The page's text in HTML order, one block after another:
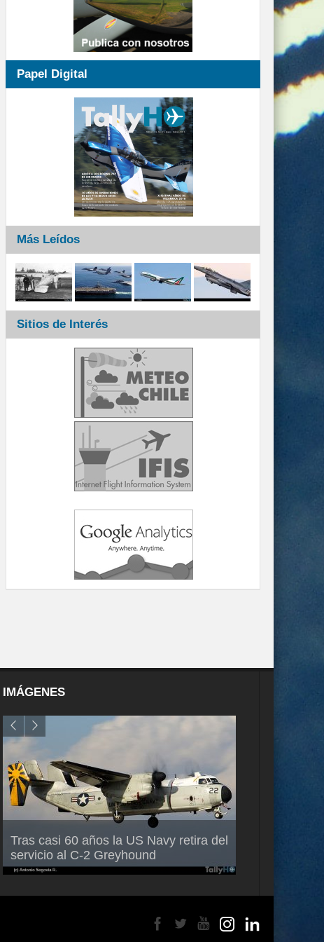
Papel Digital
Más Leídos
Sitios de Interés
IMÁGENES
Tras casi 60 años la US Navy retira del
servicio al C-2 Greyhound
Air France-KLM anuncia a Guilhem
Mallet como nuevo Director General
para América Latina